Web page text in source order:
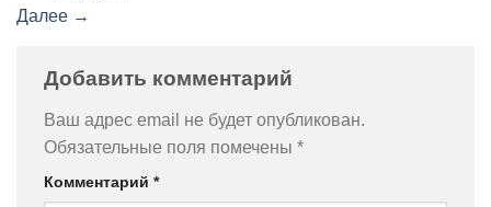
Далее →
Добавить комментарий
Ваш адрес email не будет опубликован.
Обязательные поля помечены *
Комментарий *